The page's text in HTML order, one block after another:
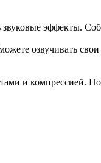
эффекты.
озвучивать
и компрессией.